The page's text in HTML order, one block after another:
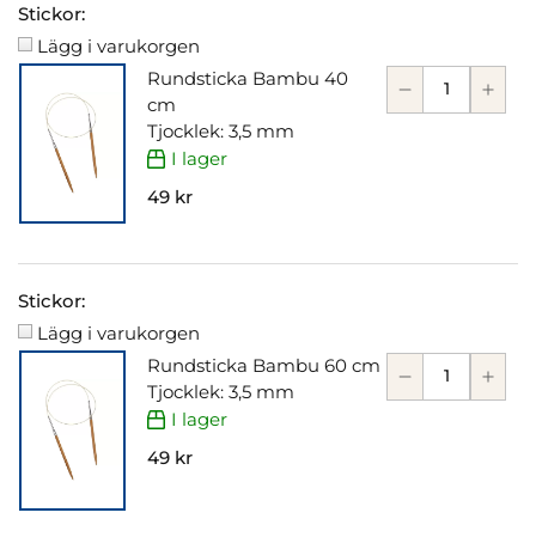
Stickor:
Lägg i varukorgen
Rundsticka Bambu 40
cm
Tjocklek: 3,5 mm
I lager
49 kr
Stickor:
Lägg i varukorgen
Rundsticka Bambu 60 cm
Tjocklek: 3,5 mm
I lager
49 kr